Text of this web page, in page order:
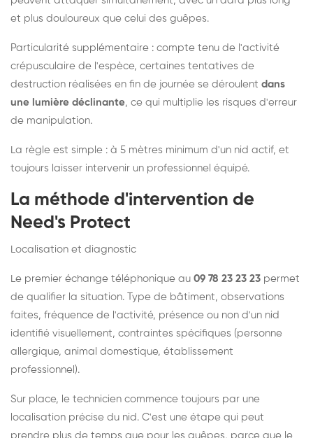
et plus douloureux que celui des guêpes.
Particularité supplémentaire : compte tenu de l'activité
crépusculaire de l'espèce, certaines tentatives de
destruction réalisées en fin de journée se déroulent dans
une lumière déclinante, ce qui multiplie les risques d'erreur
de manipulation.
La règle est simple : à 5 mètres minimum d'un nid actif, et
toujours laisser intervenir un professionnel équipé.
La méthode d'intervention de
Need's Protect
Localisation et diagnostic
Le premier échange téléphonique au 09 78 23 23 23 permet
de qualifier la situation. Type de bâtiment, observations
faites, fréquence de l'activité, présence ou non d'un nid
identifié visuellement, contraintes spécifiques (personne
allergique, animal domestique, établissement
professionnel).
Sur place, le technicien commence toujours par une
localisation précise du nid. C'est une étape qui peut
prendre plus de temps que pour les guêpes, parce que le